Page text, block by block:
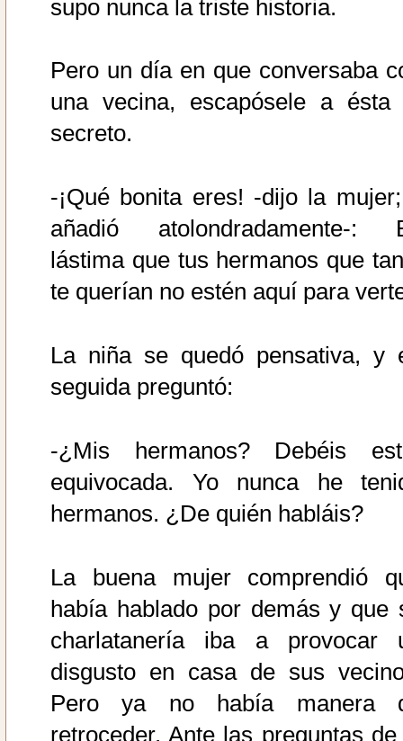
supo nunca la triste historia.
Pero un día en que conversaba
una vecina, escapósele a ésta
secreto.
-¡Qué bonita eres! -dijo la
añadió atolondradamente-:
lástima que tus hermanos que
te querían no estén aquí para
La niña se quedó pensativa, y
seguida preguntó:
-¿Mis hermanos? Debéis
equivocada. Yo nunca he
hermanos. ¿De quién habláis?
La buena mujer comprendió
había hablado por demás y que
charlatanería iba a provocar
disgusto en casa de sus
Pero ya no había manera
retroceder. Ante las preguntas de